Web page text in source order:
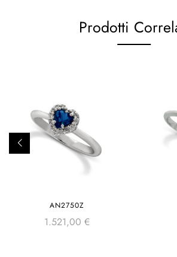
Prodotti
AN2750Z
1.521,00 €